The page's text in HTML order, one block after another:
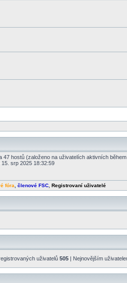
hostů (založeno na uživatelích aktivních
srp 2025 18:32:59
fóra členové FSC Registrovaní uživatelé
uživatelů 505 | Nejnovějším